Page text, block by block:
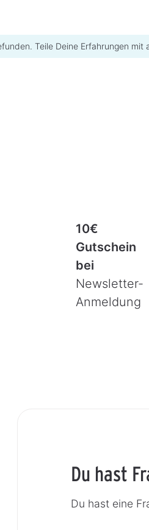
Teile Deine Erfahrungen mit
10€
Gutschein
bei
Newsletter-
Anmeldung
Du hast
Du hast eine